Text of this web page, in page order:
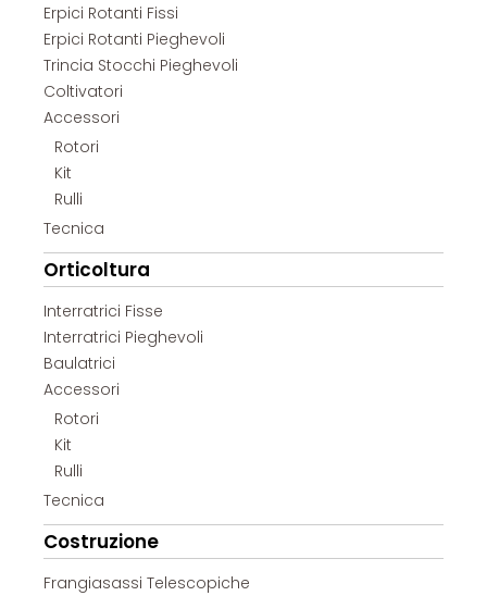
Erpici Rotanti Fissi
Erpici Rotanti Pieghevoli
Trincia Stocchi Pieghevoli
Coltivatori
Accessori
Rotori
Kit
Rulli
Tecnica
Orticoltura
Interratrici Fisse
Interratrici Pieghevoli
Baulatrici
Accessori
Rotori
Kit
Rulli
Tecnica
Costruzione
Frangiasassi Telescopiche